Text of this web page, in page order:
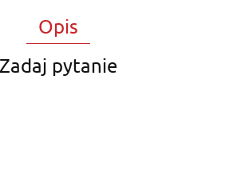
Opis
Zadaj pytanie